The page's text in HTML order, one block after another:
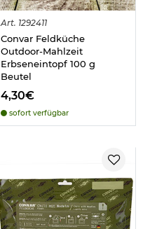
Art. 1292411
Convar Feldküche
Outdoor-Mahlzeit
Erbseneintopf 100 g
Beutel
4,30€
sofort verfügbar